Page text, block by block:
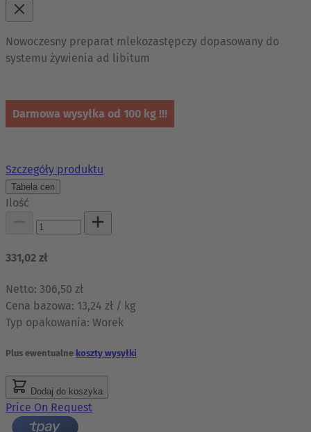
Nowoczesny preparat mlekozastępczy dopasowany do
systemu żywienia ad libitum
Darmowa wysyłka od 100 kg !!!
Szczegóły produktu
Tabela cen
Ilość
331,02 zł
Netto: 306,50 zł
Cena bazowa: 13,24 zł / kg
Typ opakowania: Worek
Plus ewentualne koszty wysyłki
Dodaj do koszyka
Price On Request